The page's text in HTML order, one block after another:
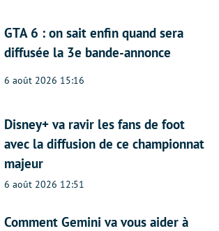
GTA 6 : on sait enfin quand sera
diffusée la 3e bande-annonce
6 août 2026 15:16
Disney+ va ravir les fans de foot
avec la diffusion de ce championnat
majeur
6 août 2026 12:51
Comment Gemini va vous aider à